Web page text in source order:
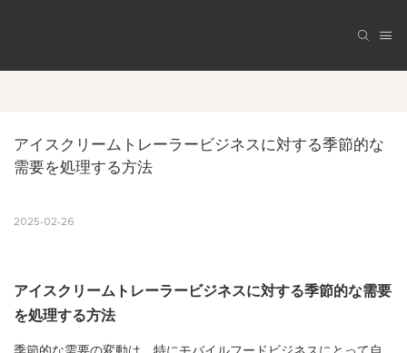
アイスクリームトレーラービジネスに対する季節的な
需要を処理する方法
2025-02-26
アイスクリームトレーラービジネスに対する季節的な需要
を処理する方法